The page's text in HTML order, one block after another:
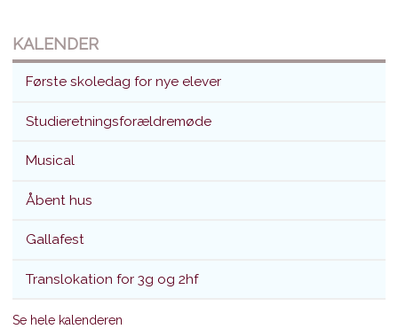
KALENDER
Første skoledag for nye elever
Studieretningsforældremøde
Musical
Åbent hus
Gallafest
Translokation for 3g og 2hf
Se hele kalenderen